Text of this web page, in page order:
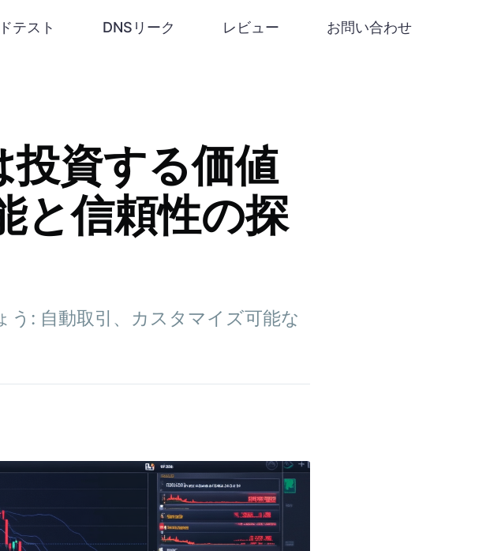
テスト DNSリーク レビュー お問い合わせ
資する価値
と信頼性の探
: 自動取引、カスタマイズ可能な